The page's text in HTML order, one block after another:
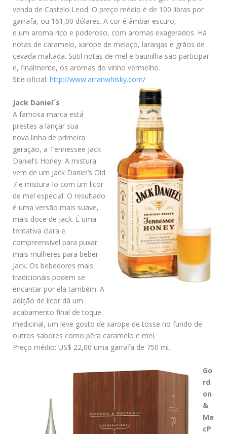
venda de Castelo Leod. O preço médio é de 100 libras por
garrafa, ou 161,00 dólares. A cor é âmbar escuro,
e um aroma rico e poderoso, com aromas exagerados. Há
notas de caramelo, xarope de melaço, laranjas e grãos de
cevada maltada. Sutil notas de mel e baunilha são participar
e, finalmente, os aromas do vinho vermelho.
Site oficial: http://www.arranwhisky.com/
Jack Daniel´s
A famosa marca está
prestes a lançar sua
nova linha de primeira
geração, a Tennessee Jack
Daniel’s Honey. A mistura
vem de um Jack Daniel’s Old
7 e mistura-lo com um licor
de mel especial. O resultado
é uma versão mais suave,
mais doce de Jack. É uma
tentativa clara e
compreensível para puxar
mais mulheres para beber
Jack. Os bebedores mais
tradicionáis podem se
encantar por ela também. A
adição de licor dá um
acabamento final de toque
medicinal, um leve gosto de xarope de tosse no fundo de
outros sabores como pêra caramelo e mel.
Preço médio: US$ 22,00 uma garrafa de 750 ml.
Go
rd
on
&
Ma
cP